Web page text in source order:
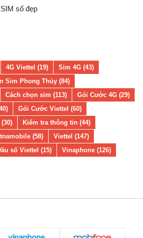
số đẹp
4G Viettel (19)
Sim 4G (43)
Sim Phong Thủy (84)
Cách chọn sim (113)
Gói Cước 4G (29)
Gói Cước Viettel (60)
Kiểm tra thông tin (44)
(58)
Viettel (147)
số Viettel (15)
Vinaphone (126)